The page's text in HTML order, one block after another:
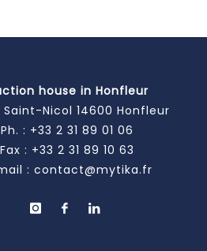
house in Honfleur
Saint-Nicol 14600 Honfleur
Ph. : +33 2 31 89 01 06
Fax : +33 2 31 89 10 63
: contact@mytika.fr